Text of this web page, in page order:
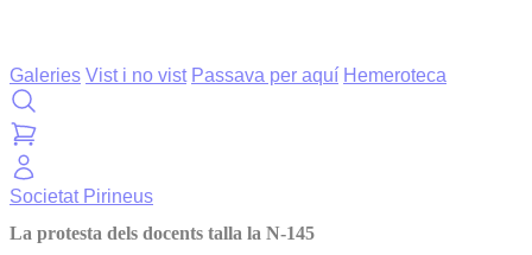
Galeries Vist i no vist Passava per aquí Hemeroteca
Societat Pirineus
La protesta dels docents talla la N-145